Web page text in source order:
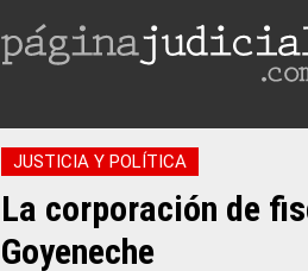
JUSTICIA Y POLÍTICA
La corporación de
Goyeneche